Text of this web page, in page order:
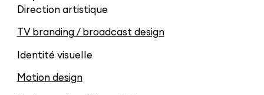
Direction artistique
TV branding / broadcast design
Identité visuelle
Motion design